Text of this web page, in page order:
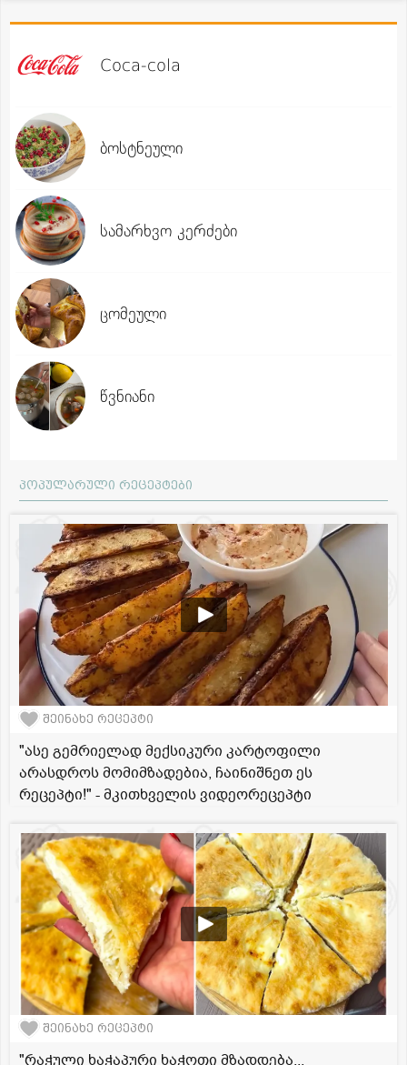
Coca-cola
ბოსტნეული
სამარხვო კერძები
ცომეული
წვნიანი
პოპულარული რეცეპტები
შეინახე რეცეპტი
"ასე გემრიელად მექსიკური კარტოფილი
არასდროს მომიმზადებია, ჩაინიშნეთ ეს
რეცეპტი!" - მკითხველის ვიდეორეცეპტი
შეინახე რეცეპტი
"რაჭული ხაჭაპური ხაჭოთი მზადდება...